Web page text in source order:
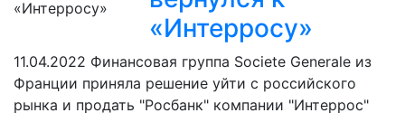
«Интерросу»
11.04.2022 Финансовая группа Societe Generale из
Франции приняла решение уйти с российского
рынка и продать "Росбанк" компании "Интеррос"